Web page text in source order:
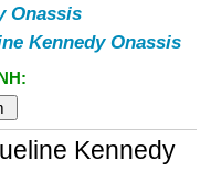
Onassis
Kennedy Onassis
Kennedy